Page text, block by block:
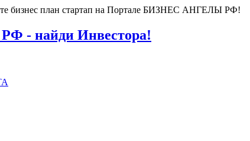
бизнес план стартап на Портале БИЗНЕС АНГЕЛЫ РФ!
- найди Инвестора!